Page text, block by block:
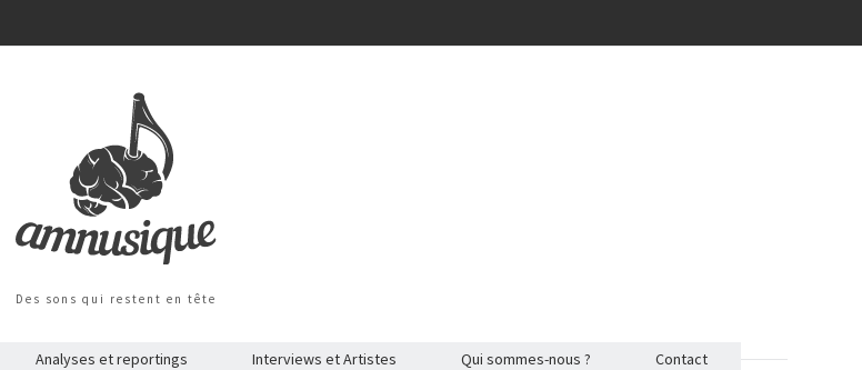
Des sons qui restent en tête
Analyses et reportings Interviews et Artistes Qui sommes-nous ? Contact